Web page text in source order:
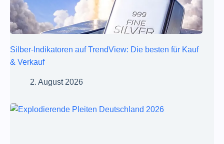
Silber-Indikatoren auf TrendView: Die besten für Kauf
& Verkauf
2. August 2026